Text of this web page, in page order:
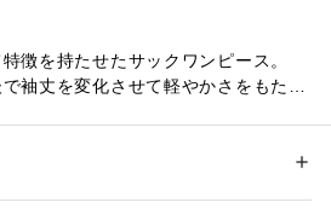
徴を持たせたサックワンピース。
袖丈を変化させて軽やかさをもたせ
％ 裏地: ポリエステル100％